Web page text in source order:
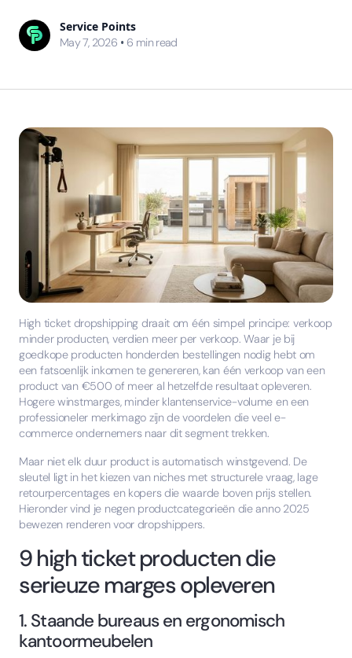
Service Points
May 7, 2026 • 6 min read
High ticket dropshipping draait om één simpel principe: verkoop
minder producten, verdien meer per verkoop. Waar je bij
goedkope producten honderden bestellingen nodig hebt om
een fatsoenlijk inkomen te genereren, kan één verkoop van een
product van €500 of meer al hetzelfde resultaat opleveren.
Hogere winstmarges, minder klantenservice-volume en een
professioneler merkimago zijn de voordelen die veel e-
commerce ondernemers naar dit segment trekken.
Maar niet elk duur product is automatisch winstgevend. De
sleutel ligt in het kiezen van niches met structurele vraag, lage
retourpercentages en kopers die waarde boven prijs stellen.
Hieronder vind je negen productcategorieën die anno 2025
bewezen renderen voor dropshippers.
9 high ticket producten die
serieuze marges opleveren
1. Staande bureaus en ergonomisch
kantoormeubelen